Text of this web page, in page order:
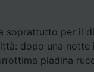
soprattutto per il
dopo una notte
piadina